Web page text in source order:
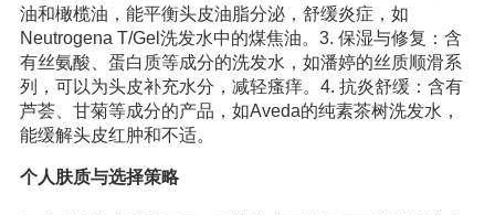
油和橄榄油，能平衡头皮油脂分泌，舒缓炎症，如
Neutrogena T/Gel洗发水中的煤焦油。3. 保湿与修复：含
有丝氨酸、蛋白质等成分的洗发水，如潘婷的丝质顺滑系
列，可以为头皮补充水分，减轻瘙痒。4. 抗炎舒缓：含有
芦荟、甘菊等成分的产品，如Aveda的纯素茶树洗发水，
能缓解头皮红肿和不适。
个人肤质与选择策略